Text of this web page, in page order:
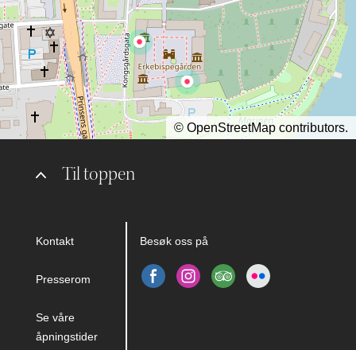
Til toppen
Kontakt
Presserom
Se våre
åpningstider
Besøk oss på
© OpenStreetMap contributors.